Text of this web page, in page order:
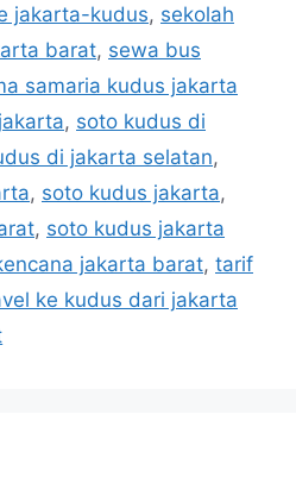
jakarta-kudus, sekolah
barat, sewa bus
samaria kudus jakarta
, soto kudus di
di jakarta selatan,
, soto kudus jakarta,
, soto kudus jakarta
jakarta barat, tarif
ke kudus dari jakarta